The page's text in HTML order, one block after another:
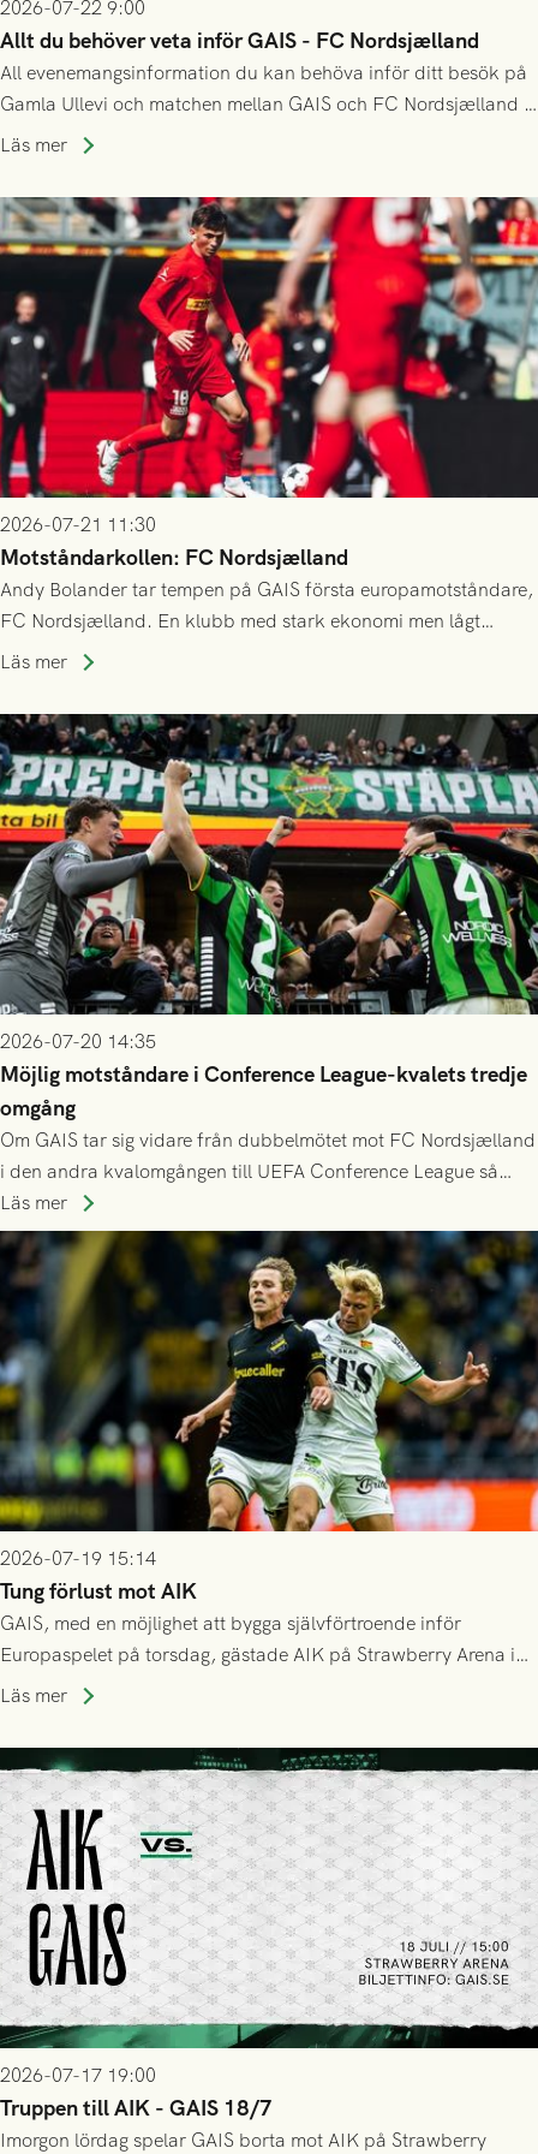
2026-07-22 9:00
Allt du behöver veta inför GAIS - FC Nordsjælland
All evenemangsinformation du kan behöva inför ditt besök på
Gamla Ullevi och matchen mellan GAIS och FC Nordsjælland i
kvalet till Conference League! Avspark kl 19.00 på torsdag
Läs mer
2026-07-21 11:30
Motståndarkollen: FC Nordsjælland
Andy Bolander tar tempen på GAIS första europamotståndare,
FC Nordsjælland. En klubb med stark ekonomi men lågt
publiksnitt, ett lag med både kollektiv styrka och individuell
Läs mer
2026-07-20 14:35
Möjlig motståndare i Conference League-kvalets tredje
omgång
Om GAIS tar sig vidare från dubbelmötet mot FC Nordsjælland
i den andra kvalomgången till UEFA Conference League så
spelas den tredje kvalomgången kort därpå. Motståndare blir
då vinnaren i mötet mellan isländska Valur och HŠK Zrinjski
Mostar från Bosnien och Hercegovina.
Läs mer
2026-07-19 15:14
Tung förlust mot AIK
GAIS, med en möjlighet att bygga självförtroende inför
Europaspelet på torsdag, gästade AIK på Strawberry Arena i
Stockholm . Men trots konstant hotande i första halvlek av
lyckades få in 2-0.
Läs mer
2026-07-17 19:00
Truppen till AIK - GAIS 18/7
Imorgon lördag spelar GAIS borta mot AIK på Strawberry